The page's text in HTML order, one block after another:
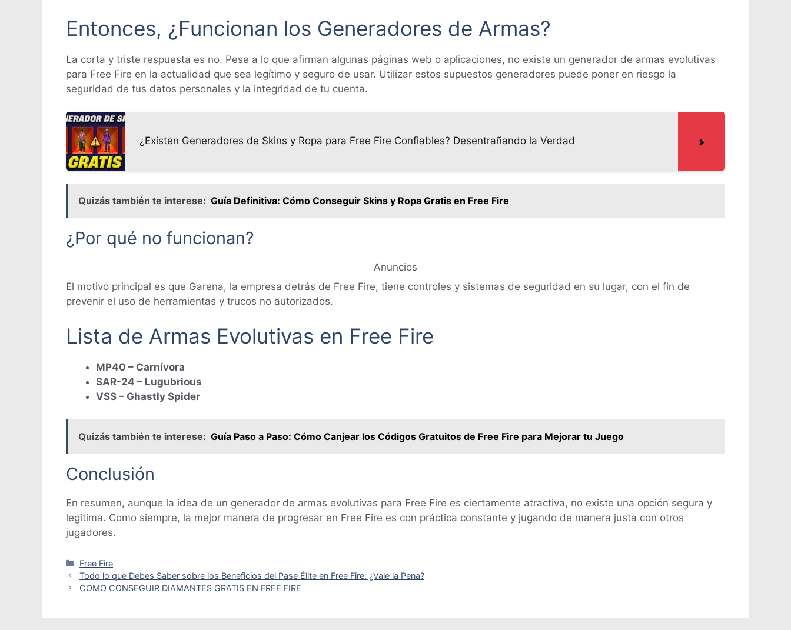
Entonces, ¿Funcionan los Generadores de Armas?
La corta y triste respuesta es no. Pese a lo que afirman algunas páginas web o aplicaciones, no existe un generador de armas evolutivas
para Free Fire en la actualidad que sea legítimo y seguro de usar. Utilizar estos supuestos generadores puede poner en riesgo la
seguridad de tus datos personales y la integridad de tu cuenta.
¿Existen Generadores de Skins y Ropa para Free Fire Confiables? Desentrañando la Verdad
Quizás también te interese: Guía Definitiva: Cómo Conseguir Skins y Ropa Gratis en Free Fire
¿Por qué no funcionan?
Anuncios
El motivo principal es que Garena, la empresa detrás de Free Fire, tiene controles y sistemas de seguridad en su lugar, con el fin de
prevenir el uso de herramientas y trucos no autorizados.
Lista de Armas Evolutivas en Free Fire
MP40 – Carnívora
SAR-24 – Lugubrious
VSS – Ghastly Spider
Quizás también te interese: Guía Paso a Paso: Cómo Canjear los Códigos Gratuitos de Free Fire para Mejorar tu Juego
Conclusión
En resumen, aunque la idea de un generador de armas evolutivas para Free Fire es ciertamente atractiva, no existe una opción segura y
legítima. Como siempre, la mejor manera de progresar en Free Fire es con práctica constante y jugando de manera justa con otros
jugadores.
Categorías
Free Fire
Todo lo que Debes Saber sobre los Beneficios del Pase Élite en Free Fire: ¿Vale la Pena?
COMO CONSEGUIR DIAMANTES GRATIS EN FREE FIRE